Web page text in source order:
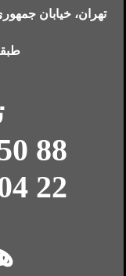
تهران، خیابان
88 50 71 66 021
22 04 75 66 021